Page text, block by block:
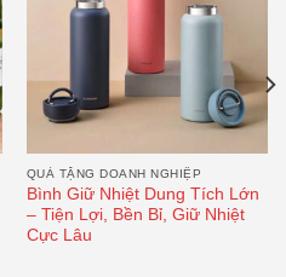
QUÀ TẶNG DOANH NGHIỆP
Bình Giữ Nhiệt Dung Tích Lớn
– Tiện Lợi, Bền Bỉ, Giữ Nhiệt
Cực Lâu